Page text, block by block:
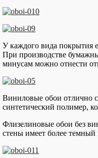
У каждого вида покрытия
При производстве
минусам можно отнести
Виниловые обои отлично
синтетический полимер,
Флизелиновые обои без
стены имеет более темный